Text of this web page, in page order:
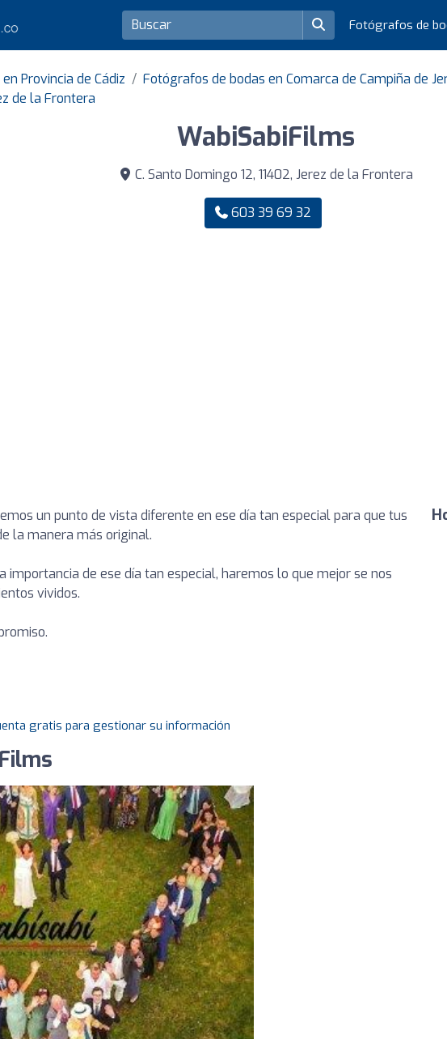
Fotógrafos de
Provincia de Cádiz
Fotógrafos de bodas en Comarca de Campiña de
de la Frontera
WabiSabiFilms
C. Santo Domingo 12, 11402, Jerez de la Frontera
603 39 69 32
un punto de vista diferente en ese día tan especial para que tus
la manera más original.
importancia de ese día tan especial, haremos lo que mejor se nos
vividos.
gratis para gestionar su información